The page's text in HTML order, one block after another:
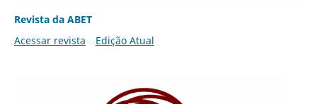
Revista da ABET
Acessar revista
Edição Atual